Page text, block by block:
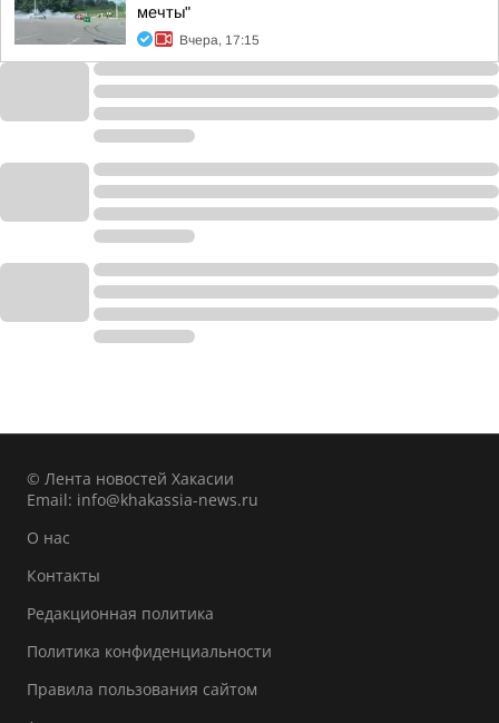
мечты"
Вчера, 17:15
© Лента новостей Хакасии
Email: info@khakassia-news.ru
О нас
Контакты
Редакционная политика
Политика конфиденциальности
Правила пользования сайтом